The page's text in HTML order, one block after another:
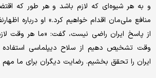
و به هر شیوه‌ای که لازم باشد و هر طور که
منافع ملی‌مان اقدام خواهیم کرد.» او درباره
از پاسخ ایران راضی نیست، گفت: «ما هر وقت
وقت تشخیص دهیم از سلاح دیپلماسی استفاده
ایران را تحقق بخشیم. رضایت دیگران برای ما